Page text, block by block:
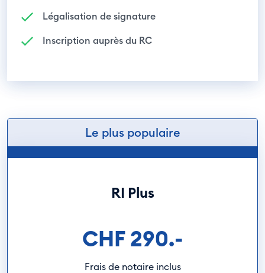
Légalisation de signature
Inscription auprès du RC
Le plus populaire
RI Plus
CHF 290.-
Frais de notaire inclus